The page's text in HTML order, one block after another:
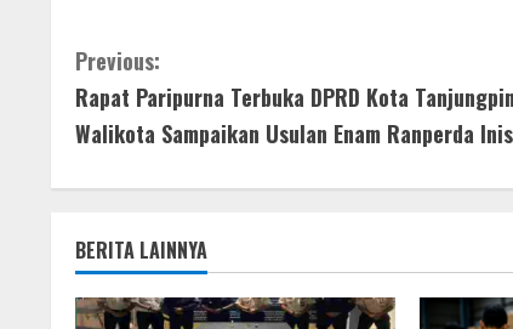
Previous:
Rapat Paripurna Terbuka DPRD Kota
Walikota Sampaikan Usulan Enam Ranperda
BERITA LAINNYA